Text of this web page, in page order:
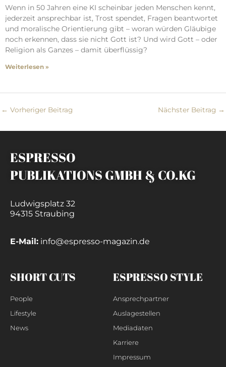
Wenn in 50 Jahren eine KI scheinbar jeden Menschen kennt,
jederzeit ansprechbar ist, Trost spendet, Fragen beantwortet
und moralische Orientierung gibt – woran würden Gläubige
noch erkennen, dass sie nicht Gott ist? Und wird Gott – oder
Religion als Ganzes – damit überflüssig?
Weiterlesen »
← Vorheriger Beitrag Nächster Beitrag →
ESPRESSO
PUBLIKATIONS GMBH & CO.KG
Ludwigsplatz 32
94315 Straubing
E-Mail: info@espresso-magazin.de
SHORT CUTS
People
Lifestyle
News
ESPRESSO STYLE
Ansprechpartner
Auslagestellen
Mediadaten
Karriere
Impressum